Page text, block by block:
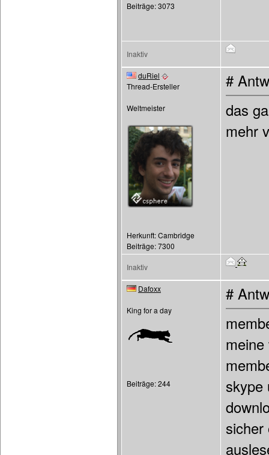
Beiträge: 3073
Inaktiv
duRiel
Thread-Ersteller
Weltmeister
Herkunft: Cambridge
Beiträge: 7300
#
das
mehr
Inaktiv
Dafoxx
King for a day
Beiträge: 244
#
skype
sicher